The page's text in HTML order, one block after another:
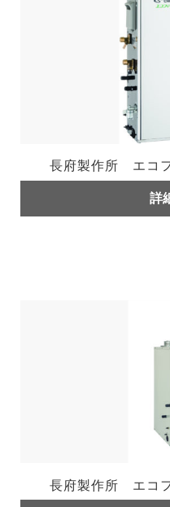
長府製作所 エコ
詳
長府製作所 エコ